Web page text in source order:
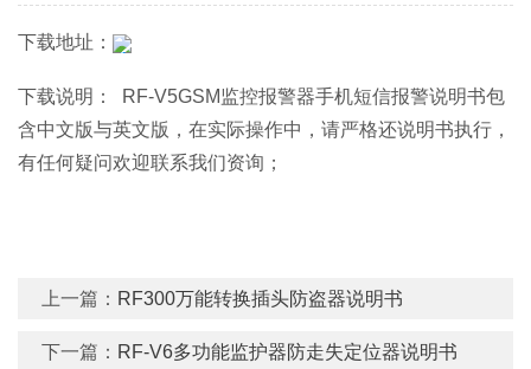
下载地址：
下载说明： RF-V5GSM监控报警器手机短信报警说明书包
含中文版与英文版，在实际操作中，请严格还说明书执行，
有任何疑问欢迎联系我们资询；
上一篇： RF300万能转换插头防盗器说明书
下一篇： RF-V6多功能监护器防走失定位器说明书